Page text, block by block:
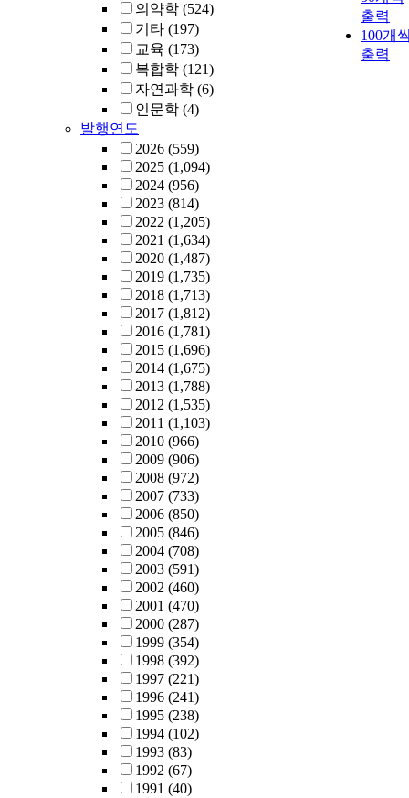
의약학 (524)
기타 (197)
교육 (173)
복합학 (121)
자연과학 (6)
인문학 (4)
발행연도
2026 (559)
2025 (1,094)
2024 (956)
2023 (814)
2022 (1,205)
2021 (1,634)
2020 (1,487)
2019 (1,735)
2018 (1,713)
2017 (1,812)
2016 (1,781)
2015 (1,696)
2014 (1,675)
2013 (1,788)
2012 (1,535)
2011 (1,103)
2010 (966)
2009 (906)
2008 (972)
2007 (733)
2006 (850)
2005 (846)
2004 (708)
2003 (591)
2002 (460)
2001 (470)
2000 (287)
1999 (354)
1998 (392)
1997 (221)
1996 (241)
1995 (238)
1994 (102)
1993 (83)
1992 (67)
1991 (40)
출력
100개
출력